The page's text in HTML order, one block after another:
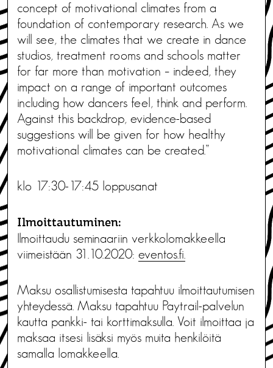
concept of motivational climates from a
foundation of contemporary research. As we
will see, the climates that we create in dance
studios, treatment rooms and schools matter
for far more than motivation – indeed, they
impact on a range of important outcomes
including how dancers feel, think and perform.
Against this backdrop, evidence-based
suggestions will be given for how healthy
motivational climates can be created.”
klo 17:30-17:45 loppusanat
Ilmoittautuminen:
Ilmoittaudu seminaariin verkkolomakkeella
viimeistään 31.10.2020: eventos.fi.
Maksu osallistumisesta tapahtuu ilmoittautumisen
yhteydessä. Maksu tapahtuu Paytrail-palvelun
kautta pankki- tai korttimaksulla. Voit ilmoittaa ja
maksaa itsesi lisäksi myös muita henkilöitä
samalla lomakkeella.